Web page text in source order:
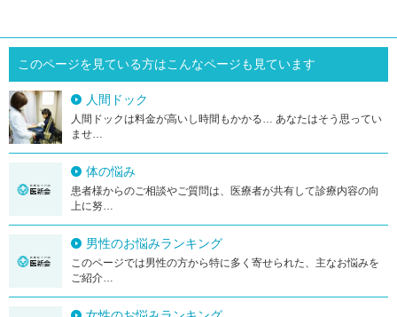
このページを見ている方はこんなページも見ています
人間ドック
人間ドックは料金が高いし時間もかかる… あなたはそう思ってい
ませ…
体の悩み
患者様からのご相談やご質問は、医療者が共有して診療内容の向
上に努…
男性のお悩みランキング
このページでは男性の方から特に多く寄せられた、主なお悩みを
ご紹介…